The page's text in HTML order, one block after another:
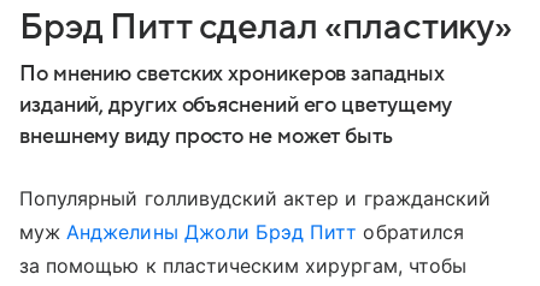
Брэд Питт сделал «пластику»
По мнению светских хроникеров западных
изданий, других объяснений его цветущему
внешнему виду просто не может быть
Популярный голливудский актер и гражданский
мужАнджелины Джоли Брэд Питт обратился
за помощью к пластическим хирургам, чтобы